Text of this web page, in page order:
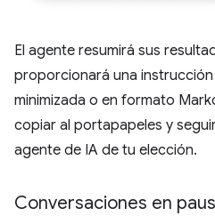
El agente resumirá sus
proporcionará una
minimizada o en formato
copiar al portapapeles y
agente de IA de tu elección.
Conversaciones en